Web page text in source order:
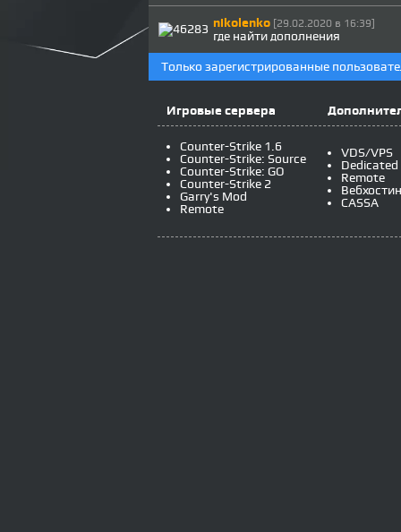
nikolenko [29.02.2020 в 16:39]
где найти дополнения
Только зарегистрированные
Игровые сервера
Counter-Strike 1.6
Counter-Strike: Source
Counter-Strike: GO
Counter-Strike 2
Garry's Mod
Remote
VDS/VPS
Dedicated
Remote
CASSA